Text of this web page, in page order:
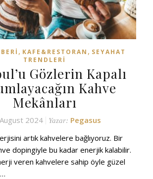
, KAFE&RESTORAN , SEYAHAT
TRENDLERI
Gözlerin Kapalı
Kahve
Mekânları
2024 Yazar: Pegasus
artık kahvelere bağlıyoruz. Bir
dopingiyle bu kadar enerjik kalabilir.
veren kahvelere sahip öyle güzel